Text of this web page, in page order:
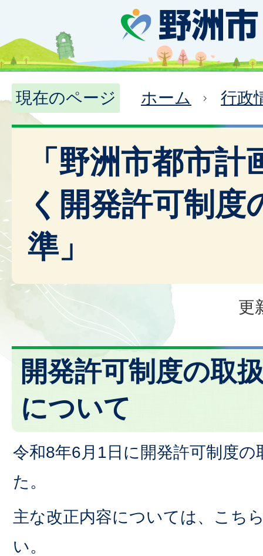
現在のページ ホーム 行政
「野洲市都市
く開発許可制度
準」
更
開発許可制度の取
について
令和8年6月1日に開発許可制度
た。
主な改正内容については、こち
い。